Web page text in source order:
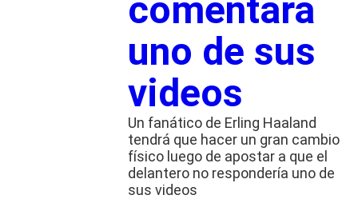
comentara
uno de sus
videos
Un fanático de Erling Haaland
tendrá que hacer un gran cambio
físico luego de apostar a que el
delantero no respondería uno de
sus videos